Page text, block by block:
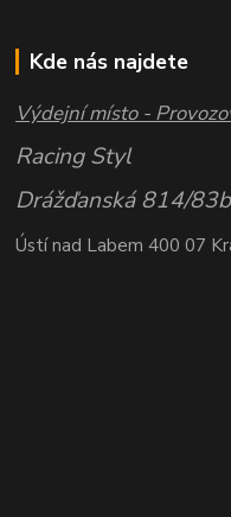
Kde nás najdete
Výdejní místo -
Racing Styl
Drážďanská 814/83b
Ústí nad Labem 400 07